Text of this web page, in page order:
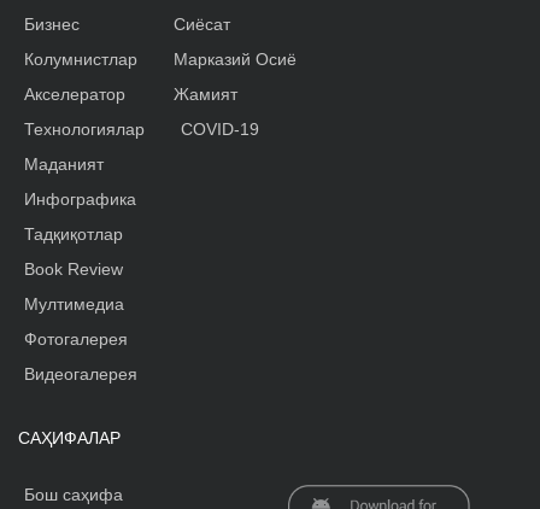
Бизнес
Колумнистлар
Акселератор
Сиёсат
Марказий Осиё
Жамият
Технологиялар
Маданият
Инфографика
Тадқиқотлар
Book Review
Мултимедиа
Фотогалерея
Видеогалерея
COVID-19
САҲИФАЛАР
Бош саҳифа